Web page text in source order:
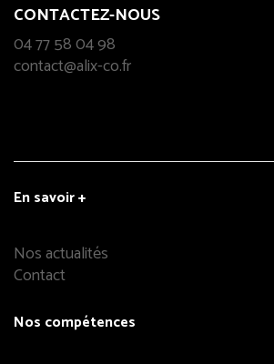
CONTACTEZ-NOUS
04 77 58 04 98
contact@alix-co.fr
En savoir +
Nos actualités
Contact
Nos compétences